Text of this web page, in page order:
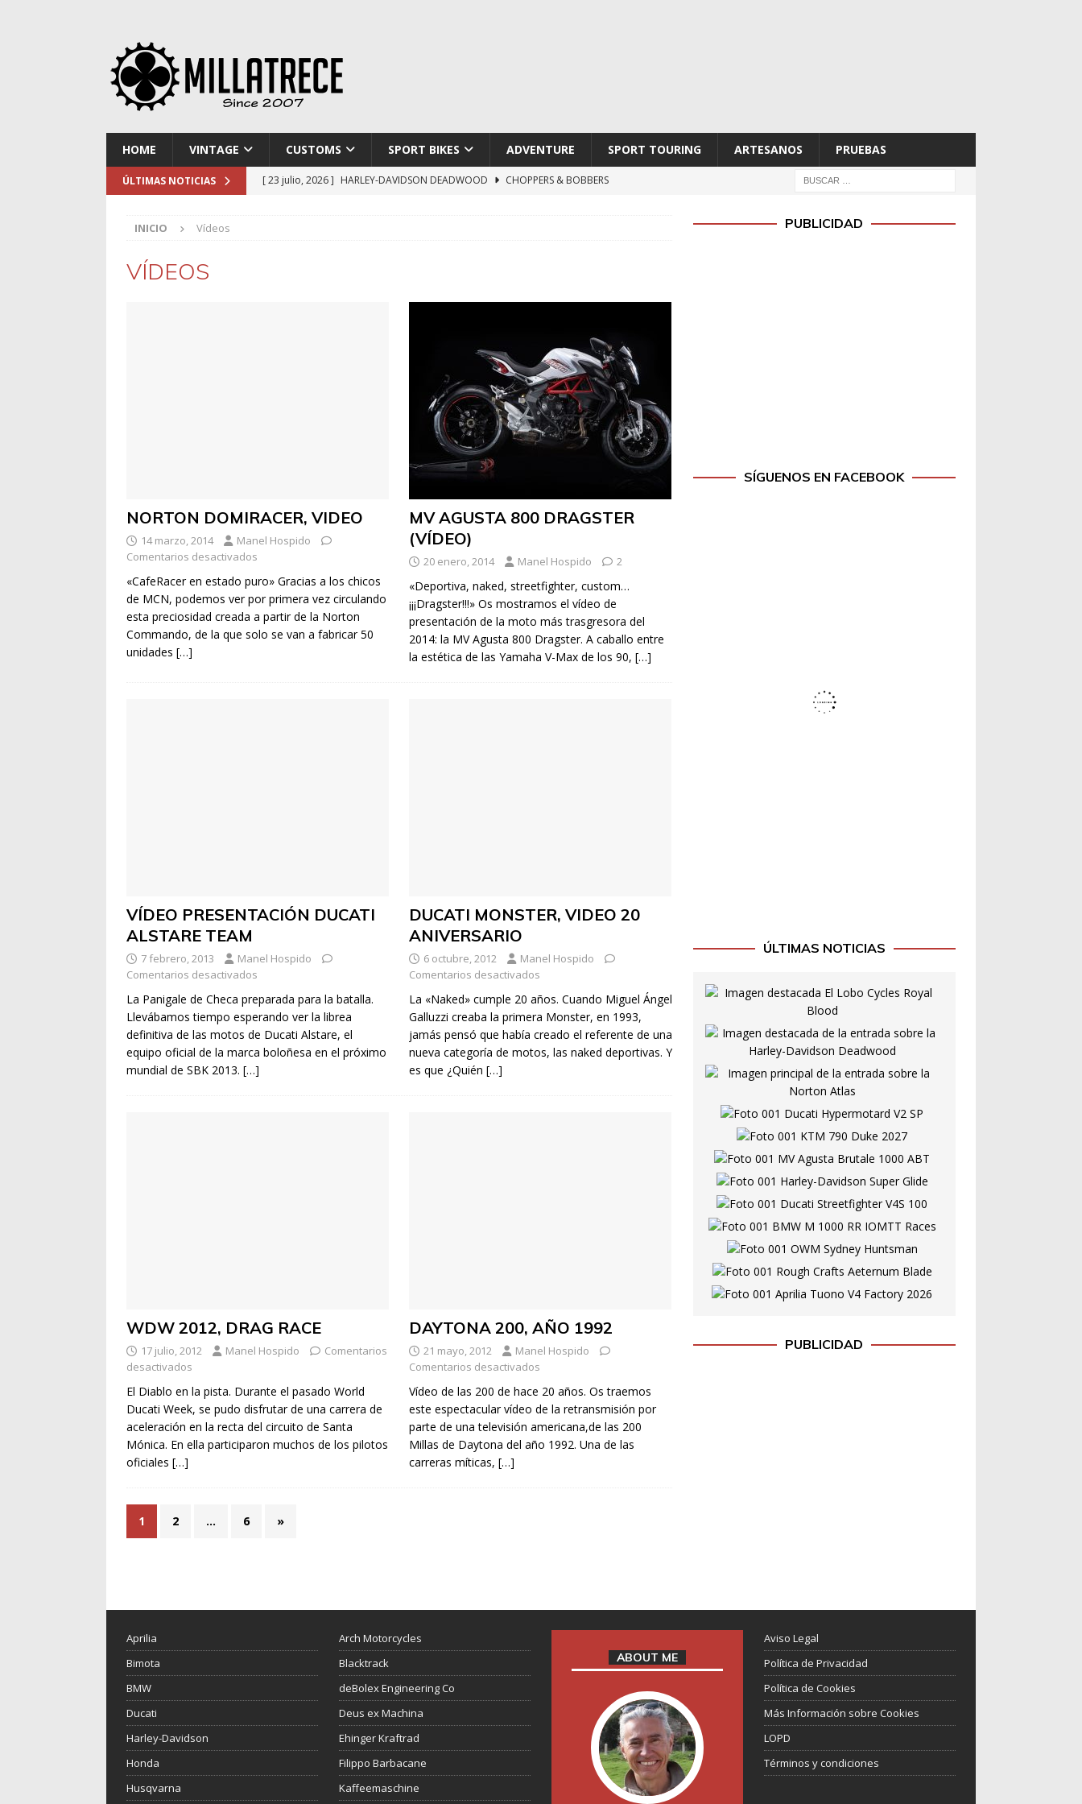
HOME VINTAGE CUSTOMS SPORT BIKES ADVENTURE SPORT TOURING ARTESANOS PRUEBAS
ÚLTIMAS NOTICIAS [ 23 julio, 2026 ] HARLEY-DAVIDSON DEADWOOD
CHOPPERS & BOBBERS
INICIO Vídeos
VÍDEOS
NORTON DOMIRACER, VIDEO
14 marzo, 2014
Manel Hospido
Comentarios desactivados
«CafeRacer en estado puro» Gracias a los chicos
de MCN, podemos ver por primera vez circulando
esta preciosidad creada a partir de la Norton
Commando, de la que solo se van a fabricar 50
unidades […]
MV AGUSTA 800 DRAGSTER
(VÍDEO)
20 enero, 2014 Manel Hospido 2
«Deportiva, naked, streetfighter, custom…
¡¡¡Dragster!!!» Os mostramos el vídeo de
presentación de la moto más trasgresora del
2014: la MV Agusta 800 Dragster. A caballo entre
la estética de las Yamaha V-Max de los 90, […]
VÍDEO PRESENTACIÓN DUCATI
ALSTARE TEAM
7 febrero, 2013
Manel Hospido
Comentarios desactivados
La Panigale de Checa preparada para la batalla.
Llevábamos tiempo esperando ver la librea
definitiva de las motos de Ducati Alstare, el
equipo oficial de la marca boloñesa en el próximo
mundial de SBK 2013. […]
DUCATI MONSTER, VIDEO 20
ANIVERSARIO
6 octubre, 2012
Manel Hospido
Comentarios desactivados
La «Naked» cumple 20 años. Cuando Miguel Ángel
Galluzzi creaba la primera Monster, en 1993,
jamás pensó que había creado el referente de una
nueva categoría de motos, las naked deportivas. Y
es que ¿Quién […]
WDW 2012, DRAG RACE
17 julio, 2012 Manel Hospido
Comentarios
desactivados
El Diablo en la pista. Durante el pasado World
Ducati Week, se pudo disfrutar de una carrera de
aceleración en la recta del circuito de Santa
Mónica. En ella participaron muchos de los pilotos
oficiales […]
DAYTONA 200, AÑO 1992
21 mayo, 2012
Manel Hospido
Comentarios desactivados
Vídeo de las 200 de hace 20 años. Os traemos
este espectacular vídeo de la retransmisión por
parte de una televisión americana,de las 200
Millas de Daytona del año 1992. Una de las
carreras míticas, […]
1 2 … 6 »
PUBLICIDAD
SÍGUENOS EN FACEBOOK
ÚLTIMAS NOTICIAS
PUBLICIDAD
Aprilia
Bimota
BMW
Ducati
Harley-Davidson
Honda
Husqvarna
Arch Motorcycles
Blacktrack
deBolex Engineering Co
Deus ex Machina
Ehinger Kraftrad
Filippo Barbacane
Kaffeemaschine
ABOUT ME
Aviso Legal
Política de Privacidad
Política de Cookies
Más Información sobre Cookies
LOPD
Términos y condiciones